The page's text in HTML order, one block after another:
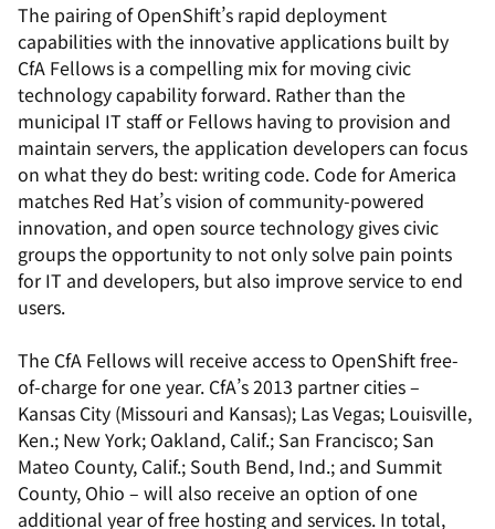
The pairing of OpenShift’s rapid deployment
capabilities with the innovative applications built by
CfA Fellows is a compelling mix for moving civic
technology capability forward. Rather than the
municipal IT staff or Fellows having to provision and
maintain servers, the application developers can focus
on what they do best: writing code. Code for America
matches Red Hat’s vision of community-powered
innovation, and open source technology gives civic
groups the opportunity to not only solve pain points
for IT and developers, but also improve service to end
users.
The CfA Fellows will receive access to OpenShift free-
of-charge for one year. CfA’s 2013 partner cities –
Kansas City (Missouri and Kansas); Las Vegas; Louisville,
Ken.; New York; Oakland, Calif.; San Francisco; San
Mateo County, Calif.; South Bend, Ind.; and Summit
County, Ohio – will also receive an option of one
additional year of free hosting and services. In total,